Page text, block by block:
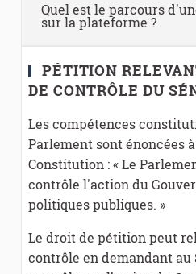
Quel est le parcours
sur la plateforme ?
PÉTITION
DE CONTRÔLE DU
Les compétences
Parlement sont énoncées
Constitution : « Le
contrôle l'action du
politiques publiques. »
Le droit de pétition peut
contrôle en demandant au